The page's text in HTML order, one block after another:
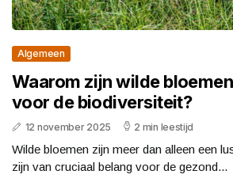
Algemeen
Waarom zijn wilde
voor de biodiversiteit?
12 november 2025 2 min leestijd
Wilde bloemen zijn meer dan alleen een
zijn van cruciaal belang voor de gezond...